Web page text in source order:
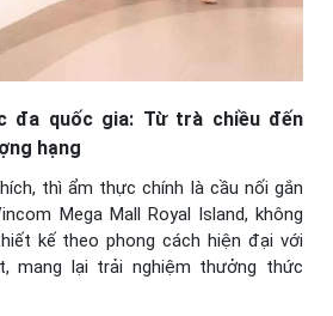
đa quốc gia: Từ trà chiều đến
hạng
thì ẩm thực chính là cầu nối gắn
Mega Mall Royal Island, không
kế theo phong cách hiện đại với
mang lại trải nghiệm thưởng thức